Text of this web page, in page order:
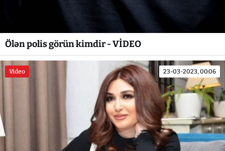
Ölən polis görün kimdir - VİDEO
Video 23-03-2023, 00:06